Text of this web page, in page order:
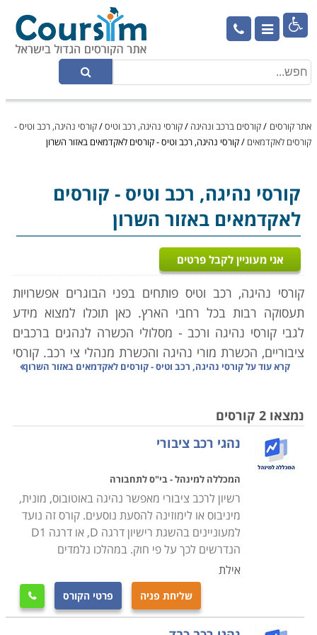

אתר קורסים /קורסים ברכב ונהיגה /קורסי נהיגה, רכב וטיס/קורסי נהיגה, רכב וטיס -
קורסים לאקדמאים /קורסי נהיגה, רכב וטיס - קורסים לאקדמאים באזור השרון
קורסי נהיגה, רכב וטיס - קורסים
לאקדמאים באזור השרון
אני מעוניין לקבל פרטים
קורסי נהיגה, רכב וטיס פותחים בפני הבוגרים אפשרויות
תעסוקה רבות בכל רחבי הארץ. כאן תוכלו למצוא מידע
לגבי קורסי נהיגה ורכב - מסלולי הכשרה לנהגים ברכבים
ציבוריים, הכשרת מורי נהיגה והכשרת מנהלי צי רכב. קורסי
טיס - מיועדים למועמדים שמבקשים ללמוד בעצמם את
מקצועיים.
קורסי טיס ציבוריים
בכדי להפוך לטייס מוסמך יש להשלים הכשרה מיוחדת בבתי
ספר שמציעים הכשרה מקצועית באמצעות טיס
לטורים. המדריכים בקורסי הטיסה הם טייסים מוסמכים
ומנוסים. ההרשמה לקורס פתוחה בפני גברים ונשים ללא כל
הגבלה. בתום הקורס עומדים הבוגרים במבחן ומקבלים
בהתאם את רישיון הטיס. אלו שמבקשים לעסוק בתחום
בצורה מקצועית יוכלו למצוא משרות של טייסי ריסוס, טייסי
תובלה או הטסת מטוסי נוסעים.
קרא עוד עלקורסי נהיגה, רכב וטיס - קורסים לאקדמאים באזור השרון
נמצאו 2 קורסים
נהגי רכב ציבורי
המכללה למינהל - בי"ס לתחבורה
רשיון לרכב ציבורי מאפשר נהיגה באוטובוס, מונית,
מיניבוס או לימוזינה להסעת נוסעים. קורס זה נועד
למעוניינים בהשגת רישיון דרגה D, או דרגה D1
הנדרשים לכך על פי חוק. במהלכו נלמדים
אילת
שליחת פניה פרטי הקורס 